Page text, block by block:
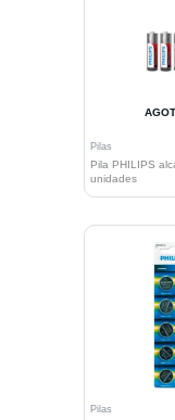
Pilas
Pila PHILIPS
unidades
Pilas